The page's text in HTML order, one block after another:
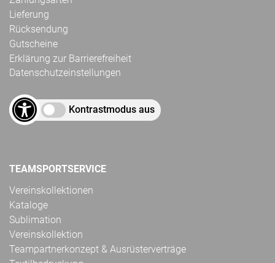
Lieferung
Rücksendung
Gutscheine
Erklärung zur Barrierefreiheit
Datenschutzeinstellungen
Kontrastmodus aus
TEAMSPORTSERVICE
Vereinskollektionen
Kataloge
Sublimation
Vereinskollektion
Teampartnerkonzept & Ausrüsterverträge